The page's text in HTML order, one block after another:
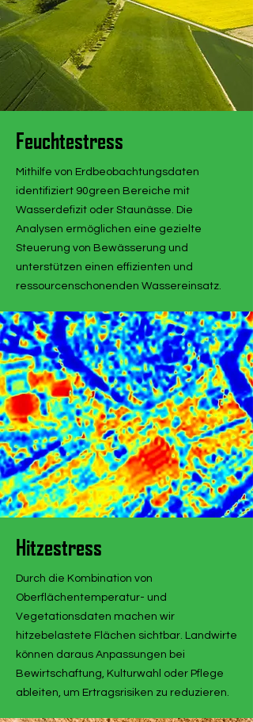
Feuchtestress
Mithilfe von Erdbeobachtungsdaten
identifiziert 90green Bereiche mit
Wasserdefizit oder Staunässe. Die
Analysen ermöglichen eine gezielte
Steuerung von Bewässerung und
unterstützen einen effizienten und
ressourcenschonenden Wassereinsatz.
Hitzestress
Durch die Kombination von
Oberflächentemperatur- und
Vegetationsdaten machen wir
hitzebelastete Flächen sichtbar. Landwirte
können daraus Anpassungen bei
Bewirtschaftung, Kulturwahl oder Pflege
ableiten, um Ertragsrisiken zu reduzieren.